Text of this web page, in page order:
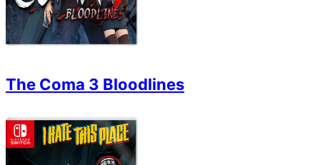
The Coma 3 Bloodlines